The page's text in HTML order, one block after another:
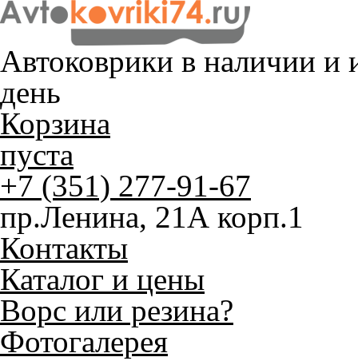
Автоковрики в наличии и
день
Корзина
пуста
+7 (351) 277-91-67
пр.Ленина, 21А корп.1
Контакты
Каталог и цены
Ворс или резина?
Фотогалерея